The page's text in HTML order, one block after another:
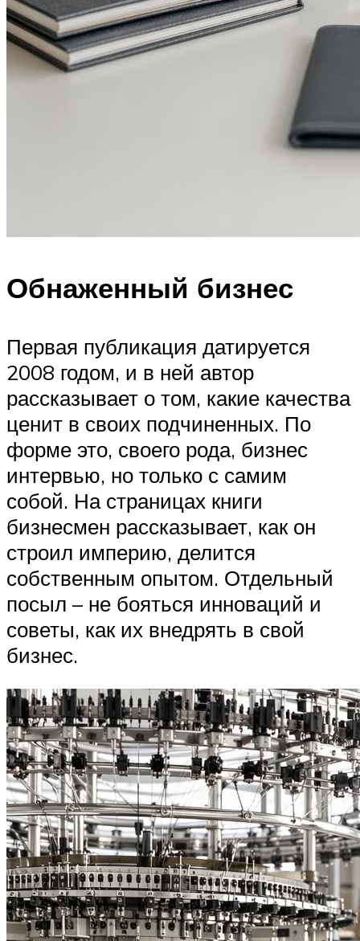
Обнаженный бизнес
Первая публикация датируется
2008 годом, и в ней автор
рассказывает о том, какие качества
ценит в своих подчиненных. По
форме это, своего рода, бизнес
интервью, но только с самим
собой. На страницах книги
бизнесмен рассказывает, как он
строил империю, делится
собственным опытом. Отдельный
посыл – не бояться инноваций и
советы, как их внедрять в свой
бизнес.